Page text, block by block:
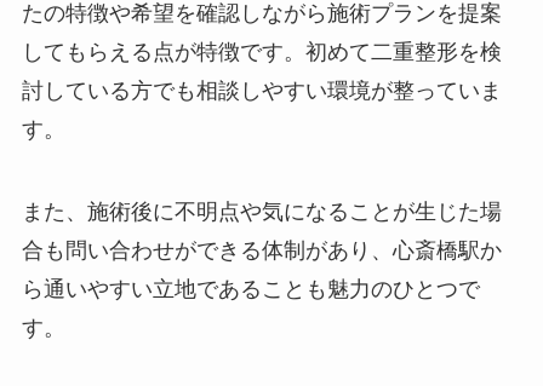
たの特徴や希望を確認しながら施術プランを提案
してもらえる点が特徴です。初めて二重整形を検
討している方でも相談しやすい環境が整っていま
す。
また、施術後に不明点や気になることが生じた場
合も問い合わせができる体制があり、心斎橋駅か
ら通いやすい立地であることも魅力のひとつで
す。